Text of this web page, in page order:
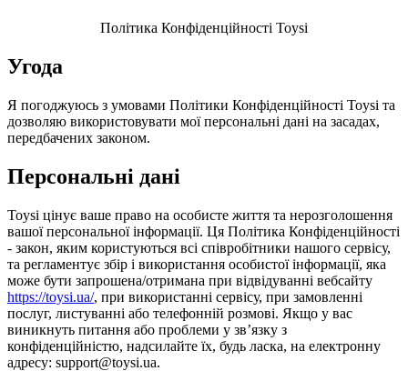
Політика Конфіденційності Toysi
Угода
Я погоджуюсь з умовами Політики Конфіденційності Toysi та
дозволяю використовувати мої персональні дані на засадах,
передбачених законом.
Персональні дані
Toysi цінує ваше право на особисте життя та нерозголошення
вашої персональної інформації. Ця Політика Конфіденційності
- закон, яким користуються всі співробітники нашого сервісу,
та регламентує збір і використання особистої інформації, яка
може бути запрошена/отримана при відвідуванні вебсайту
https://toysi.ua/, при використанні сервісу, при замовленні
послуг, листуванні або телефонній розмові. Якщо у вас
виникнуть питання або проблеми у зв’язку з
конфіденційністю, надсилайте їх, будь ласка, на електронну
адресу: support@toysi.ua.